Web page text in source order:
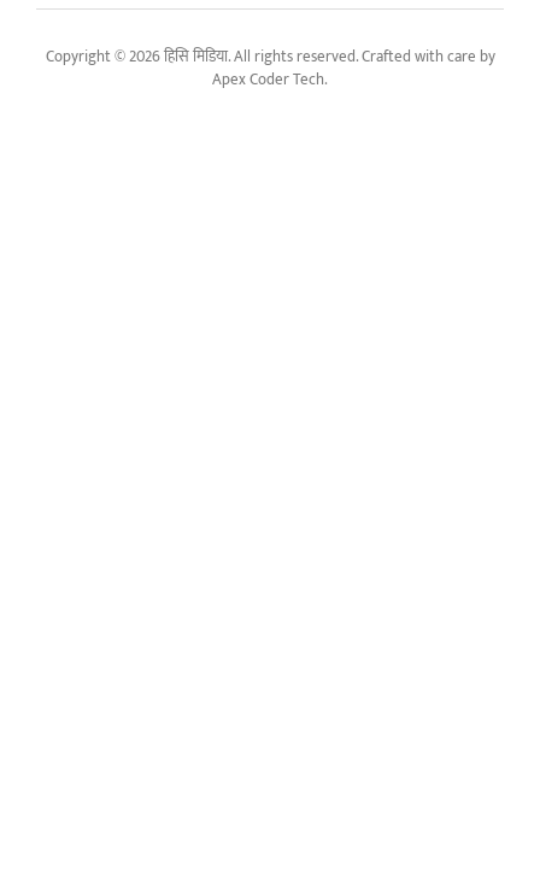
Copyright © 2026 हिसि मिडिया. All rights reserved. Crafted with care by
Apex Coder Tech.